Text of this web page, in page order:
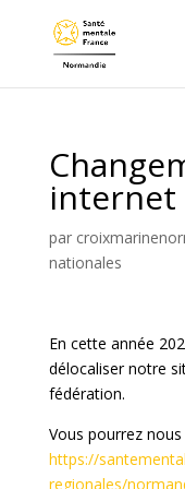
internet
par
nationales
En cette année
délocaliser notre
fédération.
Vous pourrez
https://
regionales/